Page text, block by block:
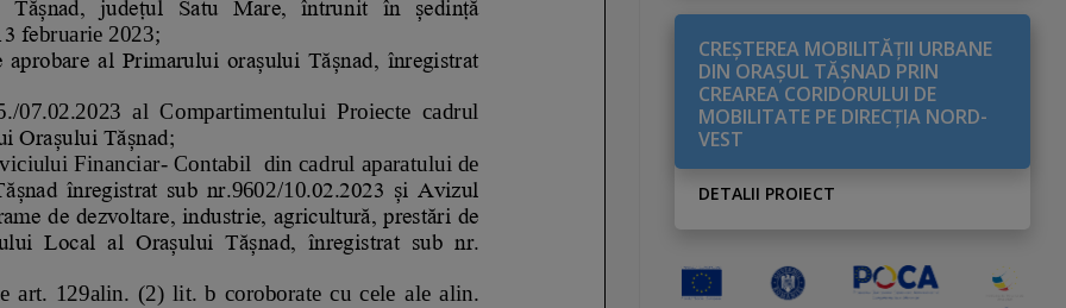
CREŞTEREA MOBILITĂŢII URBANE
DIN ORAŞUL TĂŞNAD PRIN
CREAREA CORIDORULUI DE
MOBILITATE PE DIRECŢIA NORD-
VEST
DETALII PROIECT